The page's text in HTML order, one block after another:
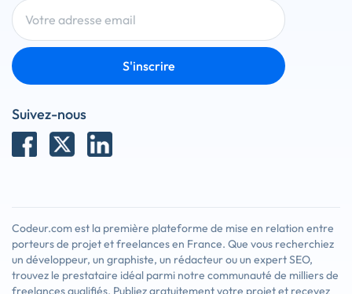
S'inscrire
Suivez-nous
Codeur.com est la première plateforme de mise en relation entre
porteurs de projet et freelances en France. Que vous recherchiez
un développeur, un graphiste, un rédacteur ou un expert SEO,
trouvez le prestataire idéal parmi notre communauté de milliers de
freelances qualifiés. Publiez gratuitement votre projet et recevez